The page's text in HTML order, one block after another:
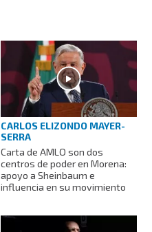
CARLOS ELIZONDO MAYER-
SERRA
Carta de AMLO son dos
centros de poder en Morena:
apoyo a Sheinbaum e
influencia en su movimiento